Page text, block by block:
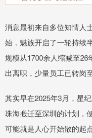
消息最初来自多位知情人
始，魅族开启了一轮持续
规模从1700余人缩减至26
出离职，少量员工已转岗
其实早在2025年3月，星
珠海搬迁至深圳的计划，
可能就是人心开始散的起点